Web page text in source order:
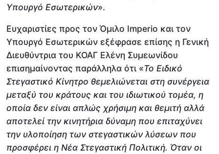
Υπουργό Εσωτερικών».
Ευχαριστίες προς τον Όμιλο Imperio και τον
Υπουργό Εσωτερικών εξέφρασε επίσης η Γενική
Διευθύντρια του ΚΟΑΓ Ελένη Συμεωνίδου
επισημαίνοντας παράλληλα ότι «Το Ειδικό
Στεγαστικό Κίνητρο θεμελιώνεται στη συνέργεια
μεταξύ του κράτους και του ιδιωτικού τομέα, η
οποία δεν είναι απλώς χρήσιμη και θεμιτή αλλά
αποτελεί την κινητήρια δύναμη που επιταχύνει
την υλοποίηση των στεγαστικών λύσεων που
προσφέρει η Νέα Στεγαστική Πολιτική. Όταν οι